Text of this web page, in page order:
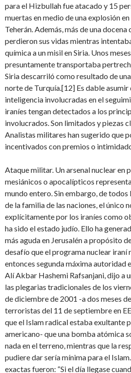
para el Hizbullah fue atacado y 15
muertas en medio de una explosión
Teherán. Además, más de una
perdieron sus vidas mientras
química a un misil en Siria. Unos
presuntamente transportaba
Siria descarriló como resultado de
norte de Turquía.[12] Es dable asumir
inteligencia involucradas en el
iraníes tengan detectados a los
involucrados. Son limitados y piezas
Analistas militares han sugerido que
incentivados con premios o
Ataque militar. Un arsenal nuclear en
mesiánicos o apocalípticos
mundo entero. Sin embargo, de
de la familia de las naciones, el único
explícitamente por los iraníes como
ha sido el estado judío. Ello ha
más aguda en Jerusalén a propósito
desafío que el programa nuclear iraní
entonces segunda máxima autoridad
Alí Akbar Hashemi Rafsanjani, dijo a
las plegarias tradicionales de los
de diciembre de 2001 -a dos meses
terroristas del 11 de septiembre en
que el Islam radical estaba exultante
americano- que una bomba atómica
nada en el terreno, mientras que la
pudiere dar sería mínima para el
exactas fueron: “Si el día llegase